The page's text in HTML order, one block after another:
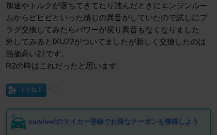
加速やトルクが落ちてきてたり踏んだときにエンジンルー
ムからビビビといった感じの異音がしていたので試しにプ
ラグ交換してみたらパワーが戻り異音もなくなりました
外してみるとIXU22がついてましたが新しく交換したのは
熱価高い27です。
R2の時はこれだったと思います
イイね！
carview!のマイカー登録でお得なクーポンを獲得しよう